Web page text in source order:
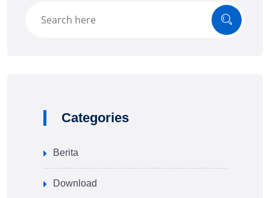
Categories
Berita
Download